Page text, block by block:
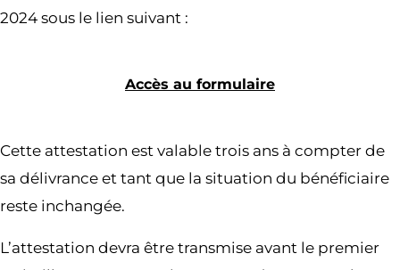
2024 sous le lien suivant :
Accès au formulaire
Cette attestation est valable trois ans à compter de
sa délivrance et tant que la situation du bénéficiaire
reste inchangée.
L’attestation devra être transmise avant le premier